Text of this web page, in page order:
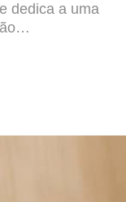
dedica a uma